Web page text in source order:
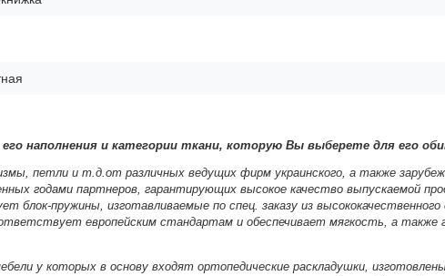
наполнения и категории ткани, которую Вы выберете для его
петли и т.д.от различных ведущих фирм украинского, а также
годами партнеров, гарантирующих высокое качество выпускаемой
блок-пружины, изготавливаемые по спец. заказу из высококачественного
европейским стандартам и обеспечивает мягкость, а также
у которых в основу входят ортопедические раскладушки,